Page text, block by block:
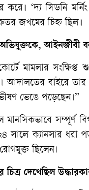
করে। ‘দ্য সিডনি মর্নিং
জখমের চিহ্ন ছিল।
,আইনজীবী
মামলার সংক্ষিপ্ত
আদালতের বাইরে তার
ভেঙে পড়েছেন।”
মানসিকভাবে সম্পূর্ণ
সালে ক্যানসার ধরা
রোগমুক্ত ছিলেন।
চিত্র দেখেছিল